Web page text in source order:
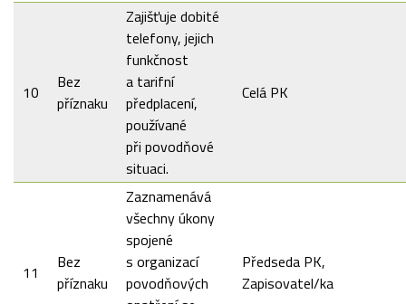
10
Bez
příznaku
Zajišťuje dobité
telefony, jejich
funkčnost
a tarifní
předplacení,
používané
při povodňové
situaci.
Celá PK
11
Bez
příznaku
Zaznamenává
všechny úkony
spojené
s organizací
povodňových
Předseda PK,
Zapisovatel/ka